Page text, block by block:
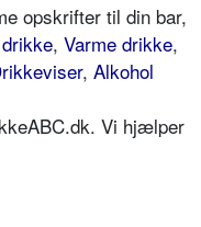
opskrifter til din bar,
, Varme drikke,
, Alkohol
Vi hjælper